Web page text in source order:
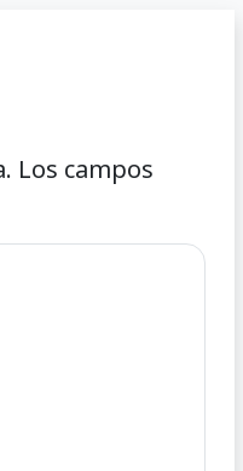
Los campos